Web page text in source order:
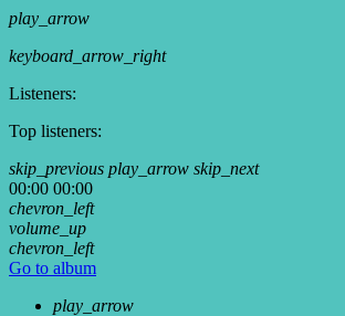
play_arrow
keyboard_arrow_right
Listeners:
Top listeners:
skip_previous play_arrow skip_next
00:00 00:00
chevron_left
volume_up
chevron_left
Go to album
play_arrow